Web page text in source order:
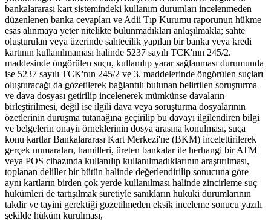
bankalararası kart sistemindeki kullanım durumları incelenmeden
düzenlenen banka cevapları ve Adii Tıp Kurumu raporunun hükme
esas alınmaya yeter nitelikte bulunmadıkları anlaşılmakla; sahte
oluşturulan veya üzerinde sahtecilik yapılan bir banka veya kredi
kartının kullanılmaması halinde 5237 sayılı TCK'nın 245/2.
maddesinde öngörülen suçu, kullanılıp yarar sağlanması durumunda
ise 5237 sayılı TCK'nın 245/2 ve 3. maddelerinde öngörülen suçları
oluşturacağı da gözetilerek bağlantılı bulunan belirtilen soruşturma
ve dava dosyası getirilip incelenerek mümkünse davaların
birleştirilmesi, değil ise ilgili dava veya soruşturma dosyalarının
özetlerinin duruşma tutanağına geçirilip bu davayı ilgilendiren bilgi
ve belgelerin onayiı örneklerinin dosya arasına konulması, suça
konu kartlar Bankalararası Kart Merkezi'ne (BKM) incelettirilerek
gerçek numaraları, hamilleri, üreten bankalar ile herhangi bir ATM
veya POS cihazında kullanılıp kullanılmadıklarının araştırılması,
toplanan deliller bir bütün halinde değerlendirilip sonucuna göre
aynı kartların birden çok yerde kullanılması halinde zincirleme suç
hükümleri de tartışılmak suretiyle sanıkların hukuki durumlarının
takdir ve tayini gerektiği gözetilmeden eksik inceleme sonucu yazılı
şekilde hüküm kurulması,